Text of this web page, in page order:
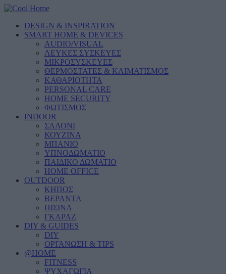
DESIGN & INSPIRATION
SMART HOME & DEVICES
AUDIO/VISUAL
ΛΕΥΚΕΣ ΣΥΣΚΕΥΕΣ
ΜΙΚΡΟΣΥΣΚΕΥΕΣ
ΘΕΡΜΟΣΤΑΤΕΣ & ΚΛΙΜΑΤΙΣΜΟΣ
ΚΑΘΑΡΙΟΤΗΤΑ
PERSONAL CARE
HOME SECURITY
ΦΩΤΙΣΜΟΣ
INDOOR
ΣΑΛΟΝΙ
ΚΟΥΖΙΝΑ
ΜΠΑΝΙΟ
ΥΠΝΟΔΩΜΑΤΙΟ
ΠΑΙΔΙΚΟ ΔΩΜΑΤΙΟ
HOME OFFICE
OUTDOOR
ΚΗΠΟΣ
ΒΕΡΑΝΤΑ
ΠΙΣΙΝΑ
ΓΚΑΡΑΖ
DIY & GUIDES
DIY
ΟΡΓΑΝΩΣΗ & TIPS
@HOME
FITNESS
ΨΥΧΑΓΩΓΙΑ